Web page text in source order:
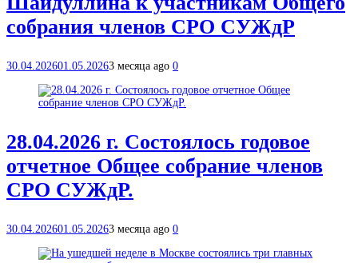
собрания членов СРО СУЖдР
30.04.202601.05.20263 месяца ago 0
28.04.2026 г. Состоялось годовое
отчетное Общее собрание членов
СРО СУЖдР.
30.04.202601.05.20263 месяца ago 0